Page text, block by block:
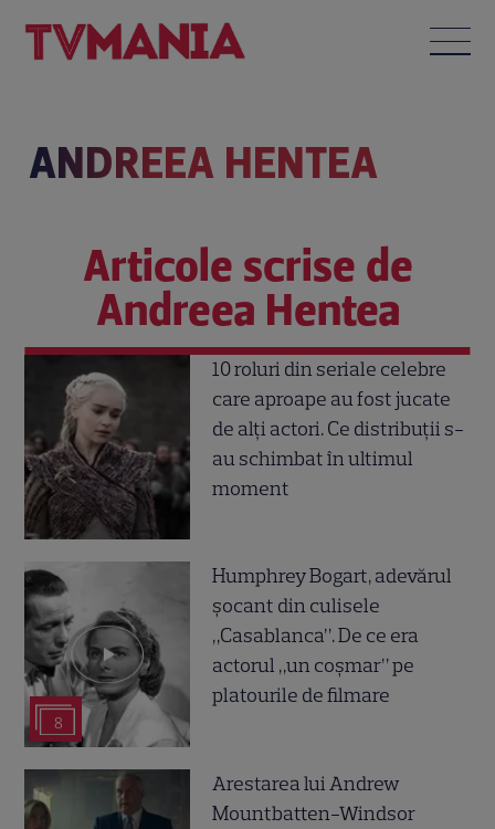
ANDREEA HENTEA
Articole scrise de
Andreea Hentea
10 roluri din seriale celebre
care aproape au fost jucate
de alți actori. Ce distribuții s-
au schimbat în ultimul
moment
8
Humphrey Bogart, adevărul
șocant din culisele
„Casablanca”. De ce era
actorul „un coșmar” pe
platourile de filmare
Arestarea lui Andrew
Mountbatten-Windsor